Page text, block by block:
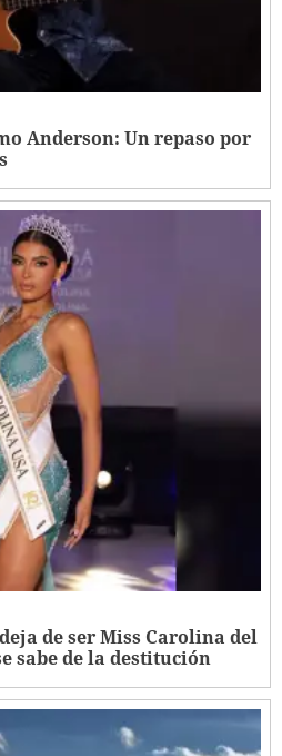
Anderson: Un repaso por
de ser Miss Carolina del
sabe de la destitución